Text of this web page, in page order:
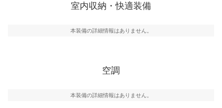
室内収納・快適装備
本装備の詳細情報はありません。
空調
本装備の詳細情報はありません。